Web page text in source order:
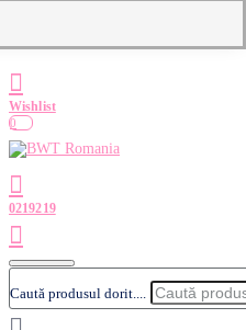
0
Caută produsul dorit....